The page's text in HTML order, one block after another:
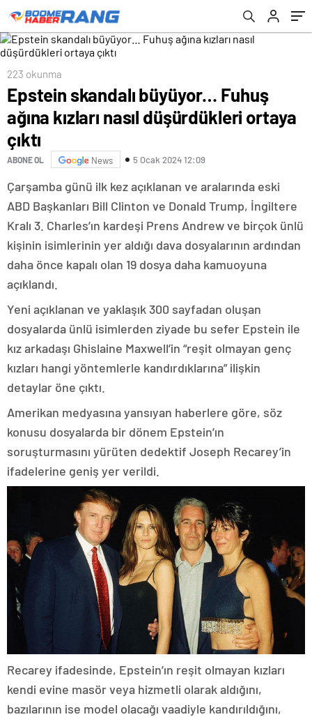
223 okunma
Epstein skandalı büyüyor… Fuhuş
ağına kızları nasıl düşürdükleri ortaya
çıktı
ABONE OL News 5 Ocak 2024 12:09
Çarşamba günü ilk kez açıklanan ve aralarında eski
ABD Başkanları Bill Clinton ve Donald Trump, İngiltere
Kralı 3. Charles’ın kardeşi Prens Andrew ve birçok ünlü
kişinin isimlerinin yer aldığı dava dosyalarının ardından
daha önce kapalı olan 19 dosya daha kamuoyuna
açıklandı.
Yeni açıklanan ve yaklaşık 300 sayfadan oluşan
dosyalarda ünlü isimlerden ziyade bu sefer Epstein ile
kız arkadaşı Ghislaine Maxwell’in “reşit olmayan genç
kızları hangi yöntemlerle kandırdıklarına” ilişkin
detaylar öne çıktı.
Amerikan medyasına yansıyan haberlere göre, söz
konusu dosyalarda bir dönem Epstein’ın
soruşturmasını yürüten dedektif Joseph Recarey’in
ifadelerine geniş yer verildi.
Recarey ifadesinde, Epstein’ın reşit olmayan kızları
kendi evine masör veya hizmetli olarak aldığını,
bazılarının ise model olacağı vaadiyle kandırıldığını,